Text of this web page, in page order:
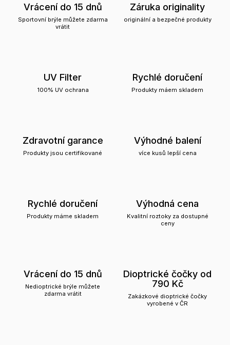
Vrácení do 15 dnů
Sportovní brýle můžete zdarma
vrátit
Záruka originality
originální a bezpečné produkty
UV Filter
100% UV ochrana
Rychlé doručení
Produkty máem skladem
Zdravotní garance
Produkty jsou certifikované
Výhodné balení
více kusů lepší cena
Rychlé doručení
Produkty máme skladem
Výhodná cena
Kvalitní roztoky za dostupné
ceny
Vrácení do 15 dnů
Nedioptrické brýle můžete
zdarma vrátit
Dioptrické čočky od
790 Kč
Zakázkové dioptrické čočky
vyrobené v ČR